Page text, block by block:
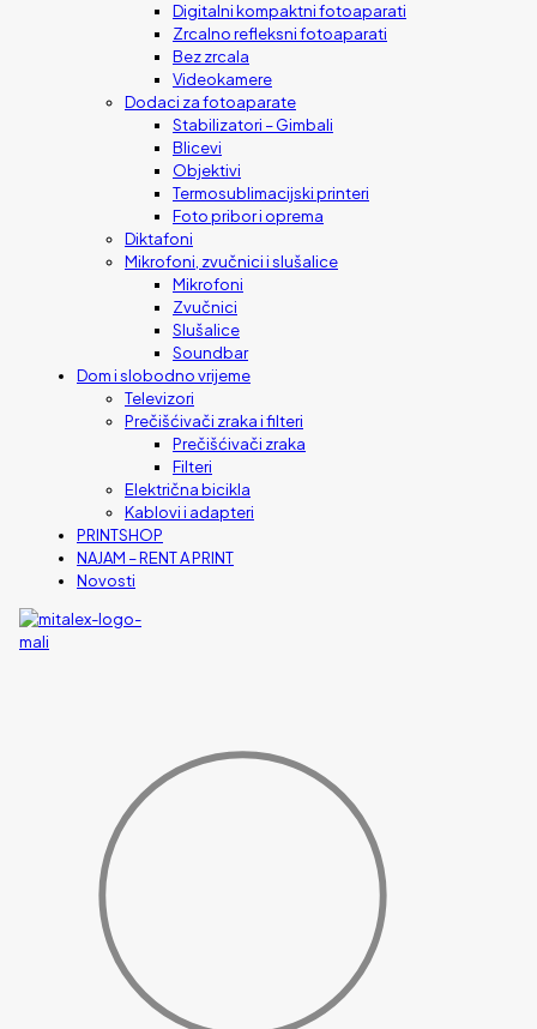
Digitalni kompaktni fotoaparati
Zrcalno refleksni fotoaparati
Bez zrcala
Videokamere
Dodaci za fotoaparate
Stabilizatori – Gimbali
Blicevi
Objektivi
Termosublimacijski printeri
Foto pribor i oprema
Diktafoni
Mikrofoni, zvučnici i slušalice
Mikrofoni
Zvučnici
Slušalice
Soundbar
Dom i slobodno vrijeme
Televizori
Prečišćivači zraka i filteri
Prečišćivači zraka
Filteri
Električna bicikla
Kablovi i adapteri
PRINTSHOP
NAJAM – RENT A PRINT
Novosti